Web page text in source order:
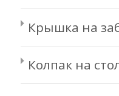
Крышка на
Колпак на